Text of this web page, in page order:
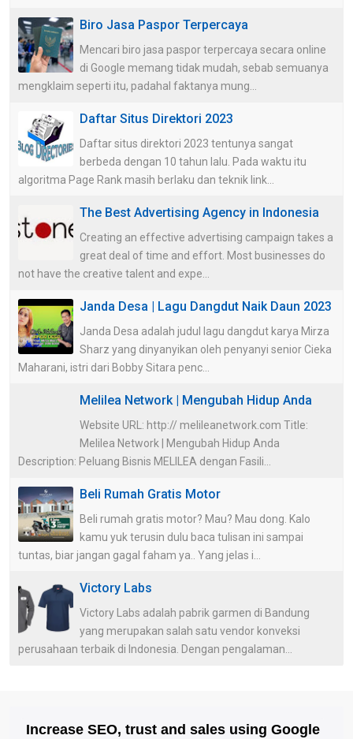
Biro Jasa Paspor Terpercaya
Mencari biro jasa paspor terpercaya secara online
di Google memang tidak mudah, sebab semuanya
mengklaim seperti itu, padahal faktanya mung...
Daftar Situs Direktori 2023
Daftar situs direktori 2023 tentunya sangat
berbeda dengan 10 tahun lalu. Pada waktu itu
algoritma Page Rank masih berlaku dan teknik link...
The Best Advertising Agency in Indonesia
Creating an effective advertising campaign takes a
great deal of time and effort. Most businesses do
not have the creative talent and expe...
Janda Desa | Lagu Dangdut Naik Daun 2023
Janda Desa adalah judul lagu dangdut karya Mirza
Sharz yang dinyanyikan oleh penyanyi senior Cieka
Maharani, istri dari Bobby Sitara penc...
Melilea Network | Mengubah Hidup Anda
Website URL: http:// melileanetwork.com Title:
Melilea Network | Mengubah Hidup Anda
Description: Peluang Bisnis MELILEA dengan Fasili...
Beli Rumah Gratis Motor
Beli rumah gratis motor? Mau? Mau dong. Kalo
kamu yuk terusin dulu baca tulisan ini sampai
tuntas, biar jangan gagal faham ya.. Yang jelas i...
Victory Labs
Victory Labs adalah pabrik garmen di Bandung
yang merupakan salah satu vendor konveksi
perusahaan terbaik di Indonesia. Dengan pengalaman...
Increase SEO, trust and sales using Google